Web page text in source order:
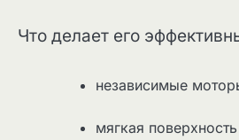
Что делает его
независимые
мягкая